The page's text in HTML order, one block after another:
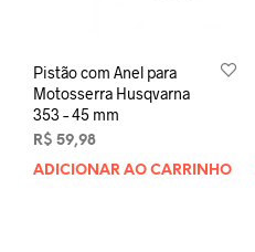
Pistão com Anel para
Motosserra Husqvarna
353 – 45 mm
R$ 59,98
ADICIONAR AO CARRINHO